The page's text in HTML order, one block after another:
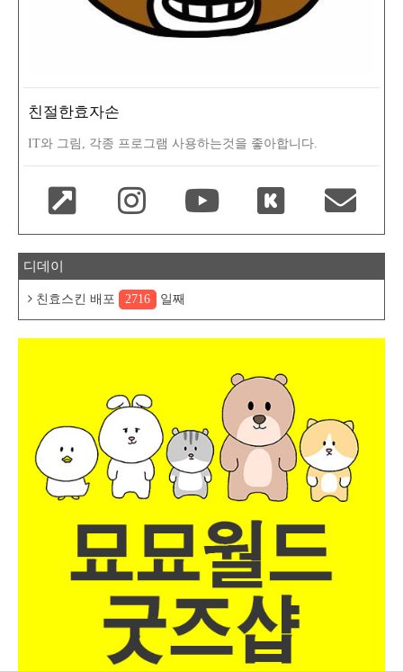
친절한효자손
IT와 그림, 각종 프로그램 사용하는것을 좋아합니다.
디데이
친효스킨 배포 2716 일째